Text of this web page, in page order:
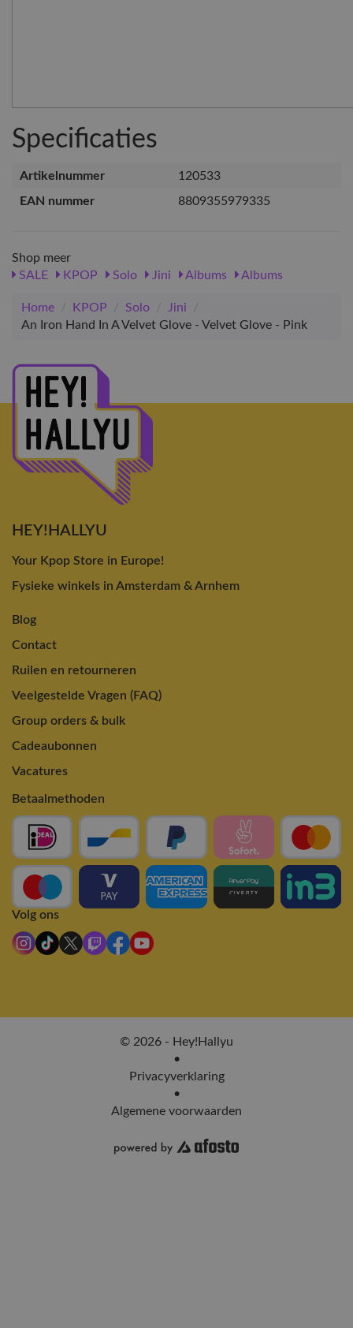
Specificaties
Artikelnummer
120533
EAN nummer
8809355979335
Shop meer
SALE
KPOP Solo Jini Albums Albums
Home / KPOP / Solo / Jini
/
An Iron Hand In A Velvet Glove - Velvet Glove - Pink
HEY!HALLYU
Your Kpop Store in Europe!
Fysieke winkels in Amsterdam & Arnhem
Blog
Contact
Ruilen en retourneren
Veelgestelde Vragen (FAQ)
Group orders & bulk
Cadeaubonnen
Vacatures
Betaalmethoden
Volg ons
© 2026 - Hey!Hallyu
•
Privacyverklaring
•
Algemene voorwaarden